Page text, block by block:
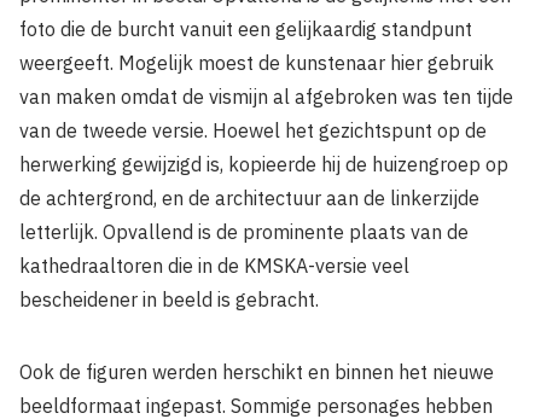
foto die de burcht vanuit een gelijkaardig standpunt
weergeeft. Mogelijk moest de kunstenaar hier gebruik
van maken omdat de vismijn al afgebroken was ten tijde
van de tweede versie. Hoewel het gezichtspunt op de
herwerking gewijzigd is, kopieerde hij de huizengroep op
de achtergrond, en de architectuur aan de linkerzijde
letterlijk. Opvallend is de prominente plaats van de
kathedraaltoren die in de KMSKA-versie veel
bescheidener in beeld is gebracht.
Ook de figuren werden herschikt en binnen het nieuwe
beeldformaat ingepast. Sommige personages hebben